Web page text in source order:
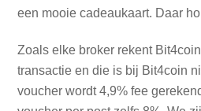
een mooie cadeaukaart. Daar
Zoals elke broker rekent
transactie en die is bij Bit4coin
voucher wordt 4,9% fee